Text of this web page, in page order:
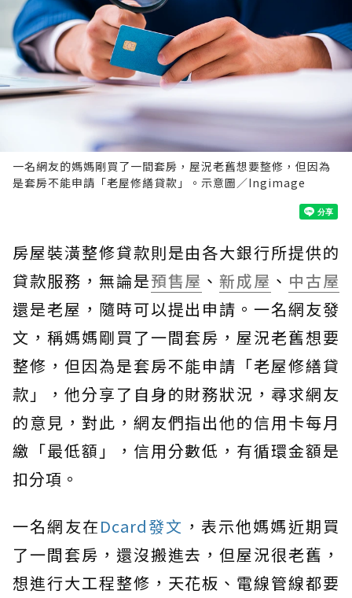
一名網友的媽媽剛買了一間套房，屋況老舊想要整修，但因為
是套房不能申請「老屋修繕貸款」。示意圖／Ingimage
房屋裝潢整修貸款則是由各大銀行所提供的
貸款服務，無論是預售屋 、 新成屋 、 中古屋
還是老屋，隨時可以提出申請。一名網友發
文，稱媽媽剛買了一間套房，屋況老舊想要
整修，但因為是套房不能申請「老屋修繕貸
款」，他分享了自身的財務狀況，尋求網友
的意見，對此，網友們指出他的信用卡每月
繳「最低額」，信用分數低，有循環金額是
扣分項。
一名網友在Dcard發文 ，表示他媽媽近期買
了一間套房，還沒搬進去，但屋況很老舊，
想進行大工程整修，天花板、電線管線都要